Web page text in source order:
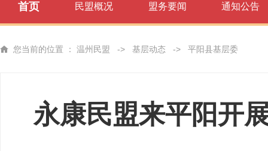
首页 民盟概况 盟务要闻 通知公告
您当前的位置 ： 温州民盟 -> 基层动态 -> 平阳县基层委
永康民盟来平阳开